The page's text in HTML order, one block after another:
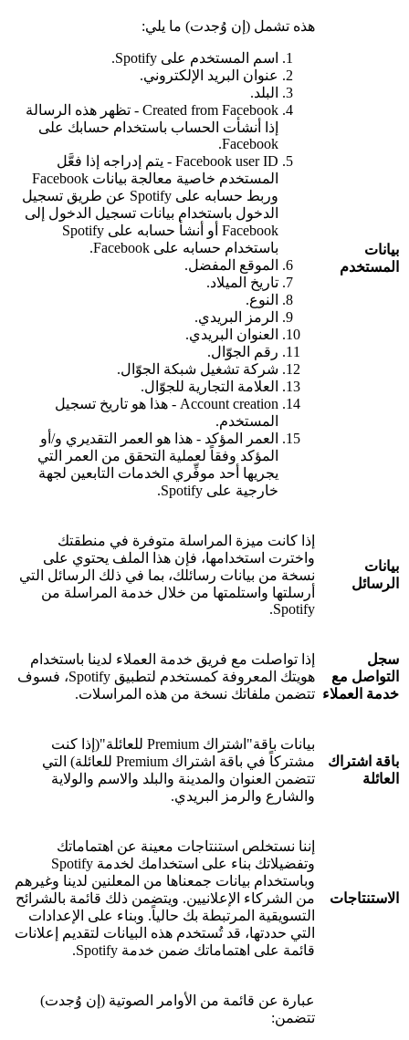
بيانات
المستخدم
هذه تشمل (إن وُجدت) ما يلي:
اسم المستخدم على Spotify.
عنوان البريد الإلكتروني.
البلد.
Created from Facebook - تظهر هذه الرسالة
إذا أنشأت الحساب باستخدام حسابك على
Facebook.
Facebook user ID - يتم إدراجه إذا فعَّل
المستخدم خاصية معالجة بيانات Facebook
وربط حسابه على Spotify عن طريق تسجيل
الدخول باستخدام بيانات تسجيل الدخول إلى
Facebook أو أنشأ حسابه على Spotify
باستخدام حسابه على Facebook.
الموقع المفضل.
تاريخ الميلاد.
النوع.
الرمز البريدي.
العنوان البريدي.
رقم الجوّال.
شركة تشغيل شبكة الجوّال.
العلامة التجارية للجوّال.
Account creation - هذا هو تاريخ تسجيل
المستخدم.
العمر المؤكد - هذا هو العمر التقديري و/أو
المؤكد وفقاً لعملية التحقق من العمر التي
يجريها أحد موفِّري الخدمات التابعين لجهة
خارجية على Spotify.
بيانات
الرسائل
إذا كانت ميزة المراسلة متوفرة في منطقتك
واخترت استخدامها، فإن هذا الملف يحتوي على
نسخة من بيانات رسائلك، بما في ذلك الرسائل التي
أرسلتها واستلمتها من خلال خدمة المراسلة من
Spotify.
سجل
التواصل مع
خدمة العملاء
إذا تواصلت مع فريق خدمة العملاء لدينا باستخدام
هويتك المعروفة كمستخدم لتطبيق Spotify، فسوف
تتضمن ملفاتك نسخة من هذه المراسلات.
باقة اشتراك
العائلة
بيانات باقة"اشتراك Premium للعائلة"(إذا كنت
مشتركاً في باقة اشتراك Premium للعائلة) التي
تتضمن العنوان والمدينة والبلد والاسم والولاية
والشارع والرمز البريدي.
الاستنتاجات
إننا نستخلص استنتاجات معينة عن اهتماماتك
وتفضيلاتك بناء على استخدامك لخدمة Spotify
وباستخدام بيانات جمعناها من المعلنين لدينا وغيرهم
من الشركاء الإعلانيين. ويتضمن ذلك قائمة بالشرائح
التسويقية المرتبطة بك حالياً. وبناء على الإعدادات
التي حددتها، قد تُستخدم هذه البيانات لتقديم إعلانات
قائمة على اهتماماتك ضمن خدمة Spotify.
عبارة عن قائمة من الأوامر الصوتية (إن وُجدت)
تتضمن: